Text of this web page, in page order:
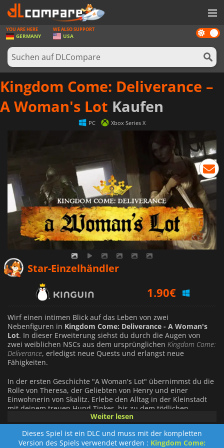
SPIELE
SPIEL KARTEN
SOFTWARE
REWARDS
HARDWARE
Dark
mode
YOU ARE HERE
GERMANY
WE ALSO SUPPORT
USA
Kingdom Come: Deliverance –
A Woman's Lot Kaufen
PC Xbox Series X
Star-Einzelhändler
1.90€
2.07
Wirf einen intimen Blick auf das Leben von zwei
Nebenfiguren in Kingdom Come: Deliverance - A Woman's
Lot. In dieser Erweiterung siehst du durch die Augen von
zwei weiblichen NSCs aus dem ursprünglichen Kingdom Come:
Deliverance, erledigst neue Quests und erlangst neue
Fähigkeiten.
In der ersten Geschichte "A Woman's Lot" übernimmst du die
Rolle von Theresa, der Geliebten von Henry und einer
Einwohnerin von Skalitz. Erlebe den Alltag in der Kleinstadt
mit deinem treuen Hund Tinker, bis zu dem tödlichen
Überfall von Sigismund und den darauf folgenden
Ereignissen.
In der zweiten Geschichte, "Die Madonna von Sasau", spielst
Weiter lesen
Dieses Spiel ist ein DLC und muss mit der kompletten
Version des Spiels verwendet werden : Kingdom Come: